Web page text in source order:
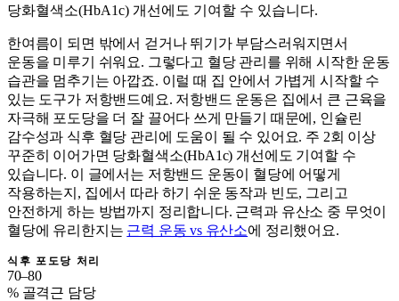
당화혈색소(HbA1c) 개선에도 기여할 수 있습니다.
한여름이 되면 밖에서 걷거나 뛰기가 부담스러워지면서
운동을 미루기 쉬워요. 그렇다고 혈당 관리를 위해 시작한 운동
습관을 멈추기는 아깝죠. 이럴 때 집 안에서 가볍게 시작할 수
있는 도구가 저항밴드예요. 저항밴드 운동은 집에서 큰 근육을
자극해 포도당을 더 잘 끌어다 쓰게 만들기 때문에, 인슐린
감수성과 식후 혈당 관리에 도움이 될 수 있어요. 주 2회 이상
꾸준히 이어가면 당화혈색소(HbA1c) 개선에도 기여할 수
있습니다. 이 글에서는 저항밴드 운동이 혈당에 어떻게
작용하는지, 집에서 따라 하기 쉬운 동작과 빈도, 그리고
안전하게 하는 방법까지 정리합니다. 근력과 유산소 중 무엇이
혈당에 유리한지는 근력 운동 vs 유산소에 정리했어요.
식후 포도당 처리
70–80
% 골격근 담당